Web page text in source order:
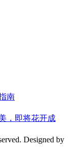
南
，即将花开成
Designed by